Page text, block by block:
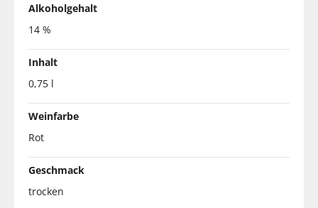
Alkoholgehalt
14 %
Inhalt
0,75 l
Weinfarbe
Rot
Geschmack
trocken